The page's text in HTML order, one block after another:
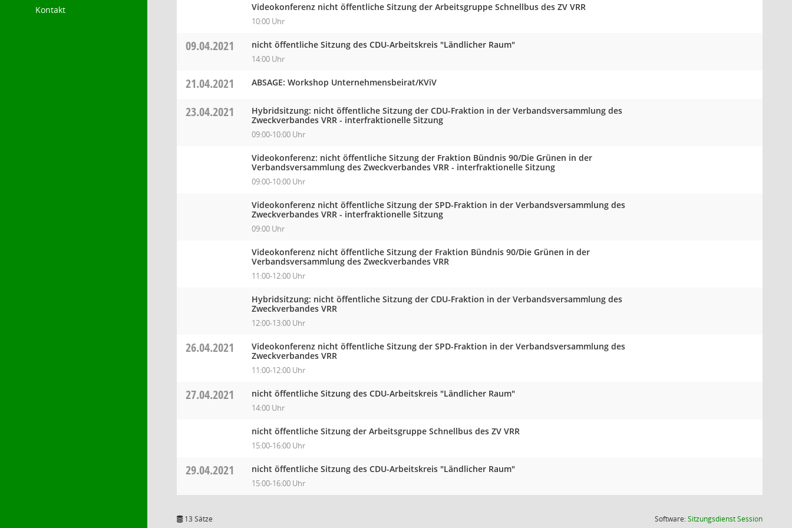
Kontakt
Videokonferenz nicht öffentliche Sitzung der Arbeitsgruppe Schnellbus des ZV VRR
10:00 Uhr
09.04.2021 nicht öffentliche Sitzung des CDU-Arbeitskreis "Ländlicher Raum"
14:00 Uhr
21.04.2021 ABSAGE: Workshop Unternehmensbeirat/KViV
23.04.2021
Hybridsitzung: nicht öffentliche Sitzung der CDU-Fraktion in der Verbandsversammlung des
Zweckverbandes VRR - interfraktionelle Sitzung
09:00-10:00 Uhr
Videokonferenz: nicht öffentliche Sitzung der Fraktion Bündnis 90/Die Grünen in der
Verbandsversammlung des Zweckverbandes VRR - interfraktionelle Sitzung
09:00-10:00 Uhr
Videokonferenz nicht öffentliche Sitzung der SPD-Fraktion in der Verbandsversammlung des
Zweckverbandes VRR - interfraktionelle Sitzung
09:00 Uhr
Videokonferenz nicht öffentliche Sitzung der Fraktion Bündnis 90/Die Grünen in der
Verbandsversammlung des Zweckverbandes VRR
11:00-12:00 Uhr
Hybridsitzung: nicht öffentliche Sitzung der CDU-Fraktion in der Verbandsversammlung des
Zweckverbandes VRR
12:00-13:00 Uhr
26.04.2021
Videokonferenz nicht öffentliche Sitzung der SPD-Fraktion in der Verbandsversammlung des
Zweckverbandes VRR
11:00-12:00 Uhr
27.04.2021 nicht öffentliche Sitzung des CDU-Arbeitskreis "Ländlicher Raum"
14:00 Uhr
nicht öffentliche Sitzung der Arbeitsgruppe Schnellbus des ZV VRR
15:00-16:00 Uhr
29.04.2021 nicht öffentliche Sitzung des CDU-Arbeitskreis "Ländlicher Raum"
15:00-16:00 Uhr
13 Sätze Software:SitzungsdienstSession(Wird in